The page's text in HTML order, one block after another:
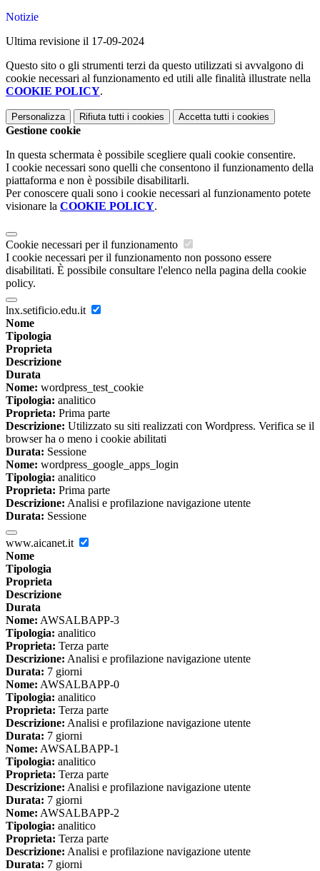
Notizie
Ultima revisione il 17-09-2024
Questo sito o gli strumenti terzi da questo utilizzati si avvalgono di
cookie necessari al funzionamento ed utili alle finalità illustrate nella
COOKIE POLICY.
Personalizza Rifiuta tutti i cookies Accetta tutti i cookies
Gestione cookie
In questa schermata è possibile scegliere quali cookie consentire.
I cookie necessari sono quelli che consentono il funzionamento della
piattaforma e non è possibile disabilitarli.
Per conoscere quali sono i cookie necessari al funzionamento potete
visionare la COOKIE POLICY.
Cookie necessari per il funzionamento
I cookie necessari per il funzionamento non possono essere
disabilitati. È possibile consultare l'elenco nella pagina della cookie
policy.
lnx.setificio.edu.it
Nome
Tipologia
Proprieta
Descrizione
Durata
Nome: wordpress_test_cookie
Tipologia: analitico
Proprieta: Prima parte
Descrizione: Utilizzato su siti realizzati con Wordpress. Verifica se il
browser ha o meno i cookie abilitati
Durata: Sessione
Nome: wordpress_google_apps_login
Tipologia: analitico
Proprieta: Prima parte
Descrizione: Analisi e profilazione navigazione utente
Durata: Sessione
www.aicanet.it
Nome
Tipologia
Proprieta
Descrizione
Durata
Nome: AWSALBAPP-3
Tipologia: analitico
Proprieta: Terza parte
Descrizione: Analisi e profilazione navigazione utente
Durata: 7 giorni
Nome: AWSALBAPP-0
Tipologia: analitico
Proprieta: Terza parte
Descrizione: Analisi e profilazione navigazione utente
Durata: 7 giorni
Nome: AWSALBAPP-1
Tipologia: analitico
Proprieta: Terza parte
Descrizione: Analisi e profilazione navigazione utente
Durata: 7 giorni
Nome: AWSALBAPP-2
Tipologia: analitico
Proprieta: Terza parte
Descrizione: Analisi e profilazione navigazione utente
Durata: 7 giorni